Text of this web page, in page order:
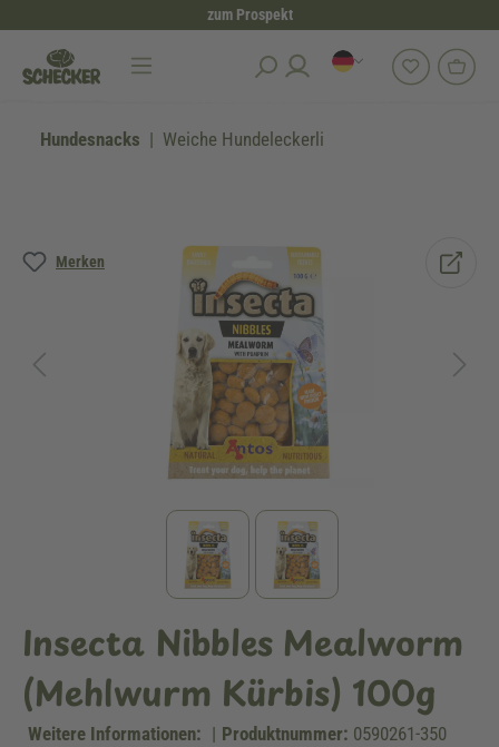
zum Prospekt
Hundesnacks Weiche Hundeleckerli
Merken
Bildergalerie überspringen
Insecta Nibbles Mealworm
(Mehlwurm Kürbis) 100g
Weitere Informationen: | Produktnummer: 0590261-350